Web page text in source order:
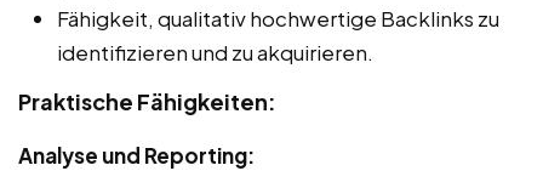
Fähigkeit, qualitativ hochwertige Backlinks zu
identifizieren und zu akquirieren.
Praktische Fähigkeiten:
Analyse und Reporting: